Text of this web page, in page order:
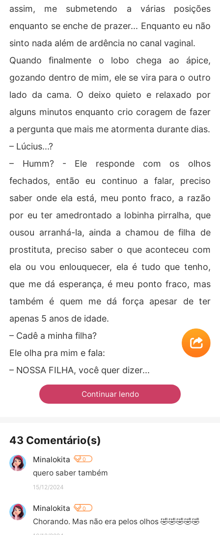
assim, me submetendo a várias posições
enquanto se enche de prazer... Enquanto eu não
sinto nada além de ardência no canal vaginal.
Quando finalmente o lobo chega ao ápice,
gozando dentro de mim, ele se vira para o outro
lado da cama. O deixo quieto e relaxado por
alguns minutos enquanto crio coragem de fazer
a pergunta que mais me atormenta durante dias.
– Lúcius...?
– Humm? - Ele responde com os olhos
fechados, então eu continuo a falar, preciso
saber onde ela está, meu ponto fraco, a razão
por eu ter amedrontado a lobinha pirralha, que
ousou arranhá-la, ainda a chamou de filha de
prostituta, preciso saber o que aconteceu com
ela ou vou enlouquecer, ela é tudo que tenho,
que me dá esperança, é meu ponto fraco, mas
também é quem me dá força apesar de ter
apenas 5 anos de idade.
– Cadê a minha filha?
Ele olha pra mim e fala:
– NOSSA FILHA, você quer dizer...
Continuar lendo
43 Comentário(s)
Minalokita 0
quero saber também
15/12/2024
Minalokita 0
Chorando. Mas não era pelos olhos 🤣🤣🤣🤣🤣